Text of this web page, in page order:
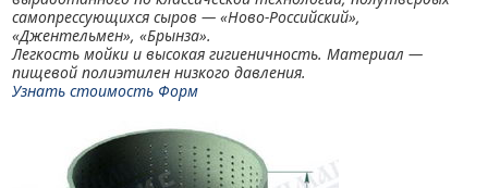
самопрессующихся сыров — «Ново-Российский»,
«Джентельмен», «Брынза».
Легкость мойки и высокая гигиеничность. Материал —
пищевой полиэтилен низкого давления.
Узнать стоимость Форм